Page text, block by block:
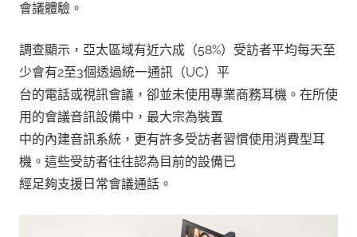
會議體驗。
調查顯示，亞太區域有近六成（58%）受訪者平均每天至
少會有2至3個透過統一通訊（UC）平
台的電話或視訊會議，卻並未使用專業商務耳機。在所使
用的會議音訊設備中，最大宗為裝置
中的內建音訊系統，更有許多受訪者習慣使用消費型耳
機。這些受訪者往往認為目前的設備已
經足夠支援日常會議通話。